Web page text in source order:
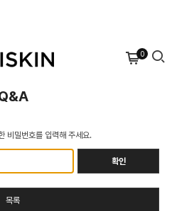
0
비밀번호를 입력해 주세요.
확인
목록